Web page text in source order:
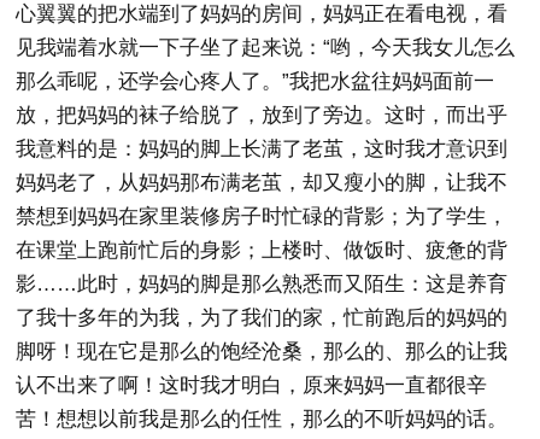
心翼翼的把水端到了妈妈的房间，妈妈正在看电视，看
见我端着水就一下子坐了起来说：“哟，今天我女儿怎么
那么乖呢，还学会心疼人了。”我把水盆往妈妈面前一
放，把妈妈的袜子给脱了，放到了旁边。这时，而出乎
我意料的是：妈妈的脚上长满了老茧，这时我才意识到
妈妈老了，从妈妈那布满老茧，却又瘦小的脚，让我不
禁想到妈妈在家里装修房子时忙碌的背影；为了学生，
在课堂上跑前忙后的身影；上楼时、做饭时、疲惫的背
影……此时，妈妈的脚是那么熟悉而又陌生：这是养育
了我十多年的为我，为了我们的家，忙前跑后的妈妈的
脚呀！现在它是那么的饱经沧桑，那么的、那么的让我
认不出来了啊！这时我才明白，原来妈妈一直都很辛
苦！想想以前我是那么的任性，那么的不听妈妈的话。